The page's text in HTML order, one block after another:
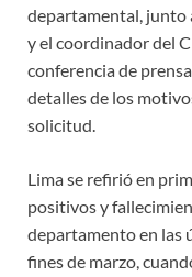
departamental, junto
y el coordinador del
conferencia de
detalles de los
solicitud.
Lima se refirió en
positivos y
departamento en las
fines de marzo,